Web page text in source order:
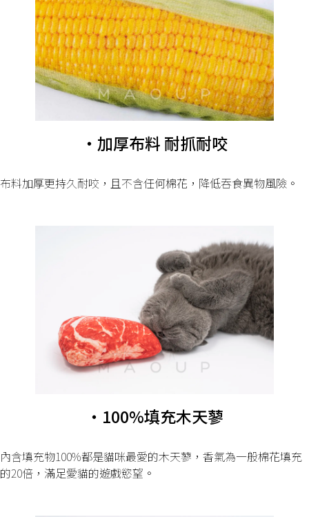
・加厚布料 耐抓耐咬
布料加厚更持久耐咬，且不含任何棉花，降低吞食異物風險。
・100%填充木天蓼
內含填充物100%都是貓咪最愛的木天蓼，香氣為一般棉花填充
的20倍，滿足愛貓的遊戲慾望。